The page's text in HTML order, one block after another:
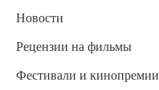
Новости
Рецензии на фильмы
Фестивали и кинопремии